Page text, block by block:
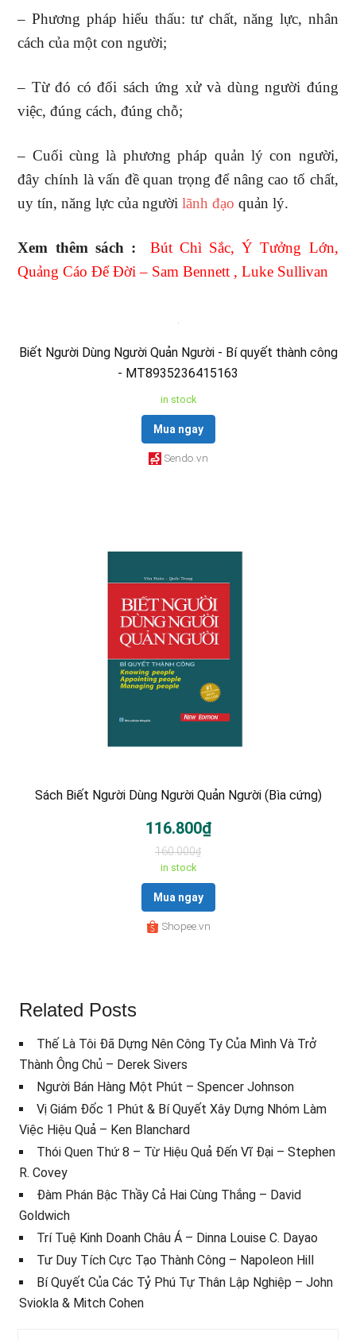
– Phương pháp hiểu thấu: tư chất, năng lực, nhân
cách của một con người;
– Từ đó có đối sách ứng xử và dùng người đúng
việc, đúng cách, đúng chỗ;
– Cuối cùng là phương pháp quản lý con người,
đây chính là vấn đề quan trọng để nâng cao tố chất,
uy tín, năng lực của ngườilãnh đạo quản lý.
Xem thêm sách : Bút Chì Sắc, Ý Tưởng Lớn,
Quảng Cáo Để Đời – Sam Bennett , Luke Sullivan
Biết Người Dùng Người Quản Người - Bí quyết thành công
- MT8935236415163
in stock
Mua ngay
Sendo.vn
Sách Biết Người Dùng Người Quản Người (Bìa cứng)
116.800₫
160.000₫
in stock
Mua ngay
Shopee.vn
Related Posts
Thế Là Tôi Đã Dựng Nên Công Ty Của Mình Và Trở
Thành Ông Chủ – Derek Sivers
Người Bán Hàng Một Phút – Spencer Johnson
Vị Giám Đốc 1 Phút & Bí Quyết Xây Dựng Nhóm Làm
Việc Hiệu Quả – Ken Blanchard
Thói Quen Thứ 8 – Từ Hiệu Quả Đến Vĩ Đại – Stephen
R. Covey
Đàm Phán Bậc Thầy Cả Hai Cùng Thắng – David
Goldwich
Trí Tuệ Kinh Doanh Châu Á – Dinna Louise C. Dayao
Tư Duy Tích Cực Tạo Thành Công – Napoleon Hill
Bí Quyết Của Các Tỷ Phú Tự Thân Lập Nghiệp – John
Sviokla & Mitch Cohen